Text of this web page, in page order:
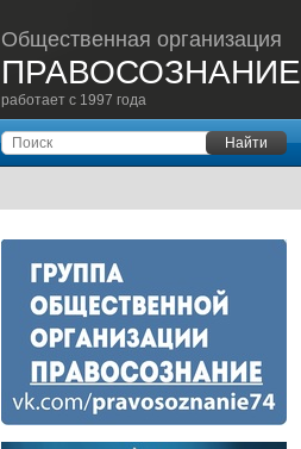
Общественная организация
ПРАВОСОЗНАНИЕ
работает с 1997 года
Поиск Найти